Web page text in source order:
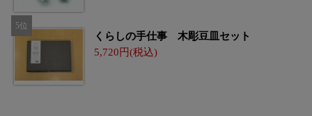
くらしの手仕事 木彫豆皿セット
5,720